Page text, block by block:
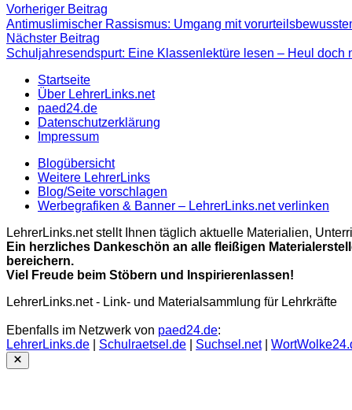
Beitragsnavigation
Vorheriger Beitrag
Beitrag:
Antimuslimischer Rassismus: Umgang mit
Nächster Beitrag
Beitrag
Schuljahresendspurt: Eine Klassenlektüre lesen – Heul doch
Startseite
Über LehrerLinks.net
paed24.de
Datenschutzerklärung
Impressum
Blogübersicht
Weitere LehrerLinks
Blog/Seite vorschlagen
Werbegrafiken & Banner – LehrerLinks.net verlinken
LehrerLinks.net stellt Ihnen täglich aktuelle Materialien,
Ein herzliches Dankeschön an alle fleißigen
bereichern.
Viel Freude beim Stöbern und Inspirierenlassen!
LehrerLinks.net - Link- und Materialsammlung für Lehrkräfte
Ebenfalls im Netzwerk von paed24.de:
LehrerLinks.de
Schulraetsel.de Suchsel.net|
Close